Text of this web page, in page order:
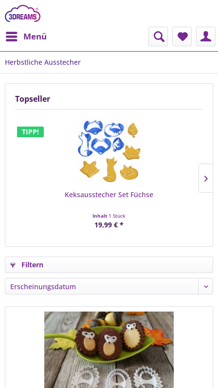
Menü
Herbstliche Ausstecher
Topseller
TIPP!
Keksausstecher Set Füchse
Inhalt 1 Stück
19,99 € *
Filtern